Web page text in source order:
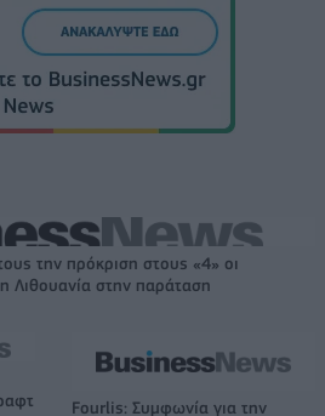
την πρόκριση στους «4» οι
Λιθουανία στην παράταση
Fourlis: Συμφωνία για την